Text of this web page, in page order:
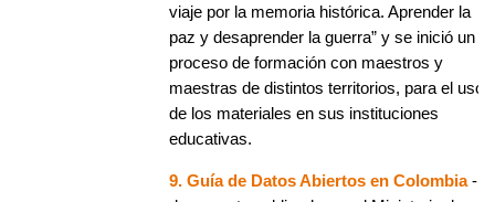
viaje por la memoria histórica. Aprender la
paz y desaprender la guerra” y se inició un
proceso de formación con maestros y
maestras de distintos territorios, para el uso
de los materiales en sus instituciones
educativas.
9. Guía de Datos Abiertos en Colombia-